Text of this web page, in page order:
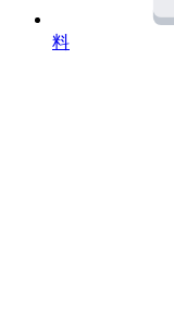
料